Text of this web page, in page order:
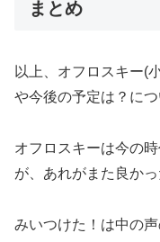
まとめ
以上、オフロスキー(
や今後の予定は？に
オフロスキーは今の
が、あれがまた良かっ
みいつけた！は中の